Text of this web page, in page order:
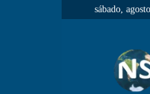
sábado,
&